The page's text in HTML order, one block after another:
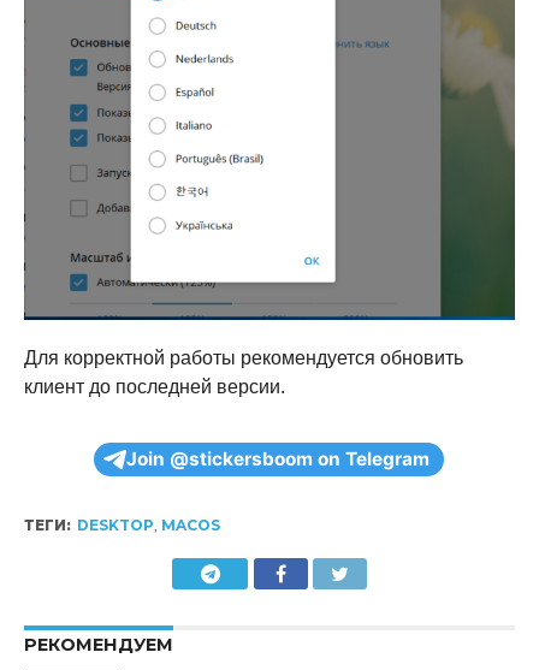
Для корректной работы рекомендуется обновить
клиент до последней версии.
Join @stickersboom on Telegram
ТЕГИ: DESKTOP, MACOS
РЕКОМЕНДУЕМ